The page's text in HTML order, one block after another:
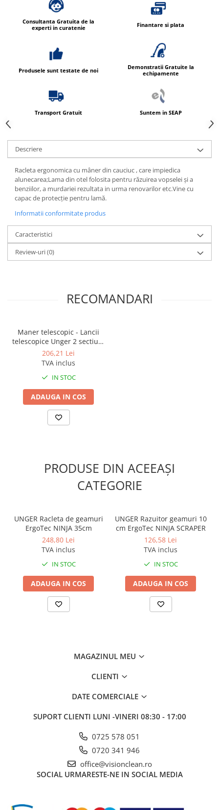
Dispensere prosoape pliate (Z)
Dispensere pungi igiena feminina
Dispensere rola prosop hartie
Dispensere servetele masa,
Dozatoare sapun lichid
Uscatoare de maini si par
Uscatoare de maini
Uscatoare de par
Produse ingrijire personala
Crema de corp
Sampon si gel de dus
Sapun lichid
Sapun solid
Sapun spuma
Consumabile hartie
Acoperitori toaleta
Prosoape hartie pliate
Role hartie industriala
Role prosop hartie
Servetele masa & faciale
Odorizante profesionale
Aparate odorizante profesionale
Odorizant toalera, wc
Odorizante camera
Produse de curatenie
Carucioare curatenie
Lavete profesionale
Mopuri Profesionale
Racleta, perii pardoseala
Saci menajeri
Sisteme, ustensile spalat
Gama de cosmetice hoteliere Black
Gama de cosmetice hoteliere
Gama de cosmetice hoteliere
Gama de cosmetice hoteliere I Am
Omnia
Consultanta Gratuita de la
experti in curatenie
Finantare si plata
Produsele sunt testate de noi
Demonstratii Gratuite la
echipamente
Transport Gratuit Suntem in SEAP
Descriere
Racleta ergonomica cu mâner din cauciuc , care impiedica
alunecarea;Lama din otel folosita pentru răzuirea vopselei și a
benziilor, a murdariei rezultata in urma renovarilor etc.Vine cu
capac de protecție pentru lamă.
Informatii conformitate produs
Caracteristici
Review-uri(0)
RECOMANDARI
Maner telescopic - Lancii
telescopice Unger 2 sectiuni
– 1.2 m OptiLoc
206,21 Lei
TVA inclus
IN STOC
ADAUGA IN COS
PRODUSE DIN ACEEAȘI
CATEGORIE
UNGER Racleta de geamuri
ErgoTec NINJA 35cm
248,80 Lei
TVA inclus
IN STOC
ADAUGA IN COS
UNGER Razuitor geamuri 10
cm ErgoTec NINJA SCRAPER
126,58 Lei
TVA inclus
IN STOC
ADAUGA IN COS
MAGAZINUL MEU
CLIENTI
DATE COMERCIALE
SUPORT CLIENTI LUNI -VINERI 08:30 - 17:00
0725 578 051
0720 341 946
office@visionclean.ro
SOCIAL URMARESTE-NE IN SOCIAL MEDIA